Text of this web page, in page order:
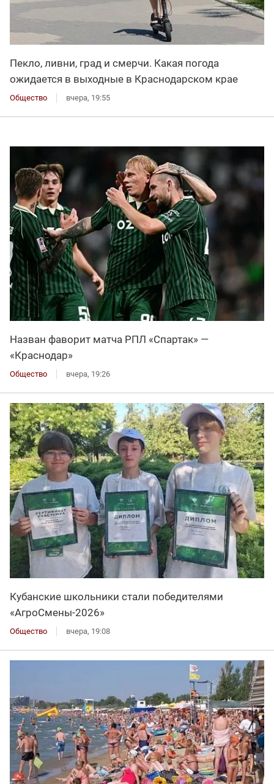
Пекло, ливни, град и смерчи. Какая погода
ожидается в выходные в Краснодарском крае
Общество вчера, 19:55
Назван фаворит матча РПЛ «Спартак» —
«Краснодар»
Общество вчера, 19:26
Кубанские школьники стали победителями
«АгроСмены-2026»
Общество вчера, 19:08